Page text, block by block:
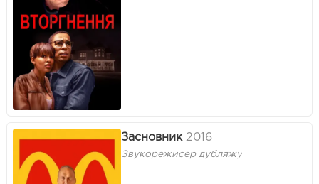
Засновник 2016
Звукорежисер дубляжу